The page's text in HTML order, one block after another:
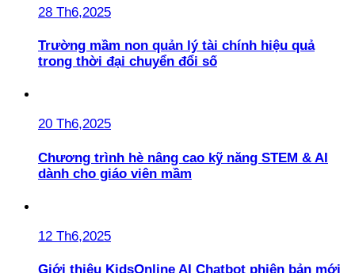
28 Th6,2025
Trường mầm non quản lý tài chính hiệu quả
trong thời đại chuyển đổi số
20 Th6,2025
Chương trình hè nâng cao kỹ năng STEM & AI
dành cho giáo viên mầm
12 Th6,2025
Giới thiệu KidsOnline AI Chatbot phiên bản mới